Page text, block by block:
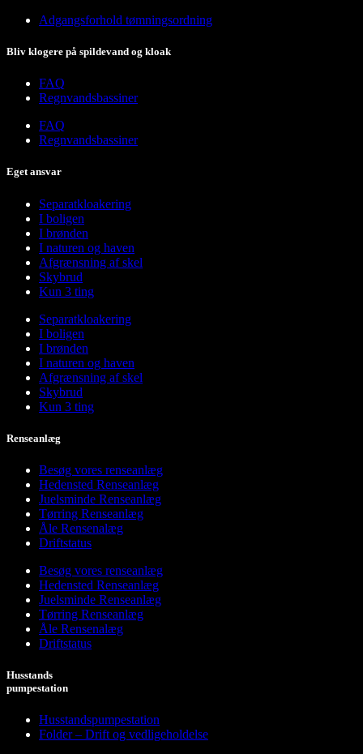
Adgangsforhold tømningsordning
Bliv klogere på spildevand og kloak
FAQ
Regnvandsbassiner
FAQ
Regnvandsbassiner
Eget ansvar
Separatkloakering
I boligen
I brønden
I naturen og haven
Afgrænsning af skel
Skybrud
Kun 3 ting
Separatkloakering
I boligen
I brønden
I naturen og haven
Afgrænsning af skel
Skybrud
Kun 3 ting
Renseanlæg
Besøg vores renseanlæg
Hedensted Renseanlæg
Juelsminde Renseanlæg
Tørring Renseanlæg
Åle Rensenalæg
Driftstatus
Besøg vores renseanlæg
Hedensted Renseanlæg
Juelsminde Renseanlæg
Tørring Renseanlæg
Åle Rensenalæg
Driftstatus
Husstands
pumpestation
Husstandspumpestation
Folder – Drift og vedligeholdelse